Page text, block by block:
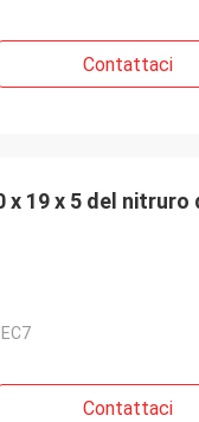
Contattaci
19 x 5 del nitruro
Contattaci